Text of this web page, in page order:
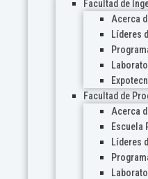
Facultad de
Acerca
Líderes
Facultad de
Acerca
Escuela
Líderes